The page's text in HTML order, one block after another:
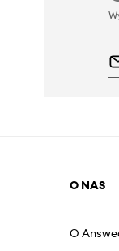
O NAS
O